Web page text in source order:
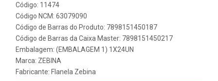
Código: 11474
Código NCM: 63079090
Código de Barras do Produto: 7898151450187
Código de Barras da Caixa Master: 7898151450217
Embalagem: (EMBALAGEM 1) 1X24UN
Marca: ZEBINA
Fabricante: Flanela Zebina